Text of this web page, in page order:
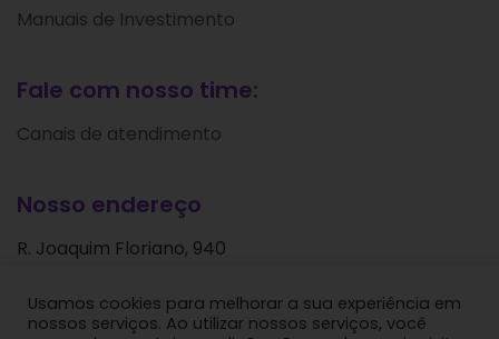
Manuais de Investimento
Fale com nosso time:
Canais de atendimento
Nosso endereço
R. Joaquim Floriano, 940
São Paulo - SP
Usamos cookies para melhorar a sua experiência em
nossos serviços. Ao utilizar nossos serviços, você